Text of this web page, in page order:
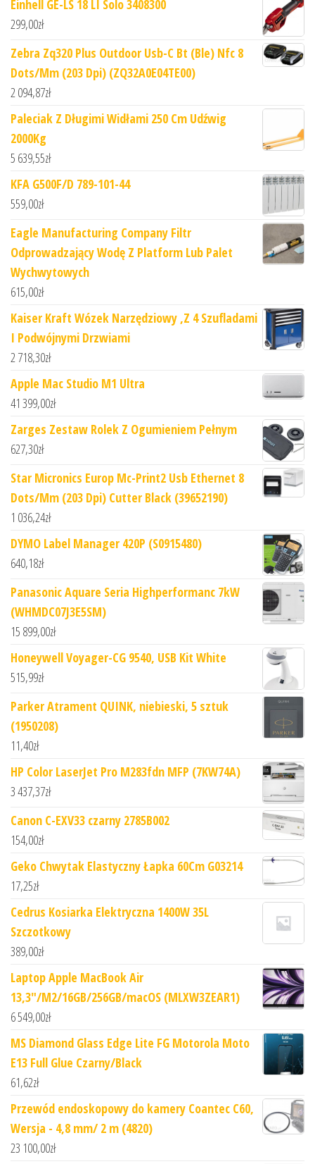
Einhell GE-LS 18 LI Solo 3408300
299,00zł
Zebra Zq320 Plus Outdoor Usb-C Bt (Ble) Nfc 8
Dots/Mm (203 Dpi) (ZQ32A0E04TE00)
2 094,87zł
Paleciak Z Długimi Widłami 250 Cm Udźwig
2000Kg
5 639,55zł
KFA G500F/D 789-101-44
559,00zł
Eagle Manufacturing Company Filtr
Odprowadzający Wodę Z Platform Lub Palet
Wychwytowych
615,00zł
Kaiser Kraft Wózek Narzędziowy ,Z 4 Szufladami
I Podwójnymi Drzwiami
2 718,30zł
Apple Mac Studio M1 Ultra
41 399,00zł
Zarges Zestaw Rolek Z Ogumieniem Pełnym
627,30zł
Star Micronics Europ Mc-Print2 Usb Ethernet 8
Dots/Mm (203 Dpi) Cutter Black (39652190)
1 036,24zł
DYMO Label Manager 420P (S0915480)
640,18zł
Panasonic Aquare Seria Highperformanc 7kW
(WHMDC07J3E5SM)
15 899,00zł
Honeywell Voyager-CG 9540, USB Kit White
515,99zł
Parker Atrament QUINK, niebieski, 5 sztuk
(1950208)
11,40zł
HP Color LaserJet Pro M283fdn MFP (7KW74A)
3 437,37zł
Canon C-EXV33 czarny 2785B002
154,00zł
Geko Chwytak Elastyczny Łapka 60Cm G03214
17,25zł
Cedrus Kosiarka Elektryczna 1400W 35L
Szczotkowy
389,00zł
Laptop Apple MacBook Air
13,3"/M2/16GB/256GB/macOS (MLXW3ZEAR1)
6 549,00zł
MS Diamond Glass Edge Lite FG Motorola Moto
E13 Full Glue Czarny/Black
61,62zł
Przewód endoskopowy do kamery Coantec C60,
Wersja - 4,8 mm/ 2 m (4820)
23 100,00zł